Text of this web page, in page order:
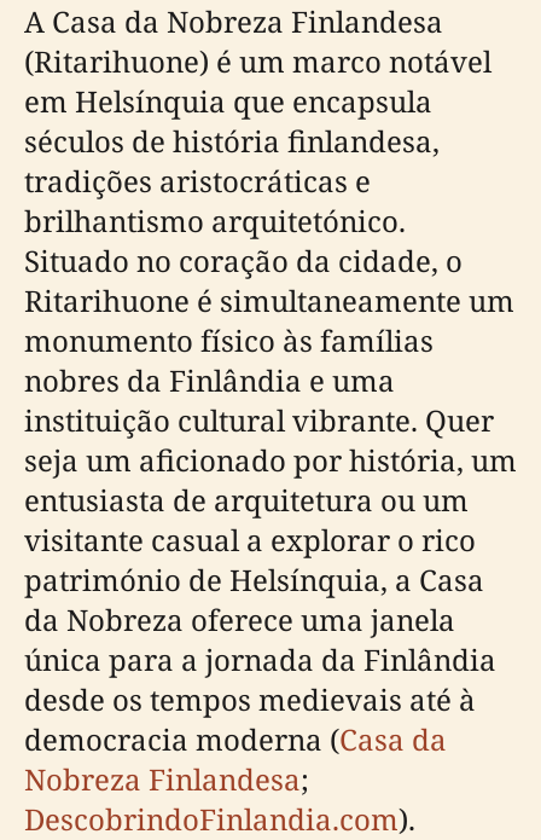
A Casa da Nobreza Finlandesa
(Ritarihuone) é um marco notável
em Helsínquia que encapsula
séculos de história finlandesa,
tradições aristocráticas e
brilhantismo arquitetónico.
Situado no coração da cidade, o
Ritarihuone é simultaneamente um
monumento físico às famílias
nobres da Finlândia e uma
instituição cultural vibrante. Quer
seja um aficionado por história, um
entusiasta de arquitetura ou um
visitante casual a explorar o rico
património de Helsínquia, a Casa
da Nobreza oferece uma janela
única para a jornada da Finlândia
desde os tempos medievais até à
democracia moderna (Casa da
Nobreza Finlandesa;
DescobrindoFinlandia.com).